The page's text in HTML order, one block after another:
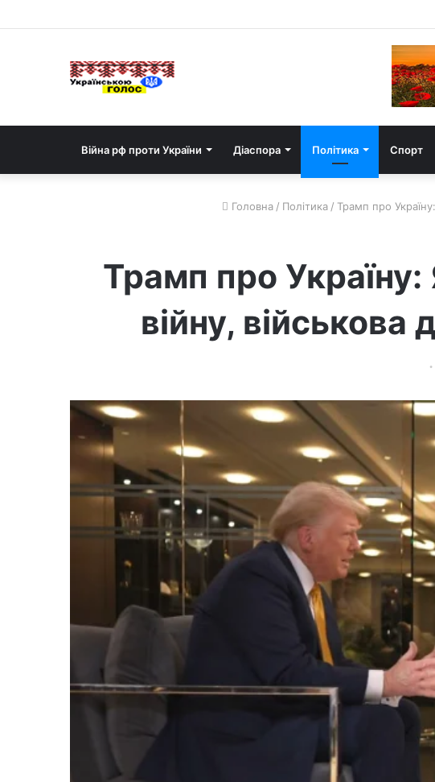
Війна рф проти України Діаспора Політика Спорт
Головна / Політика / Трамп про
Трамп про
війну,